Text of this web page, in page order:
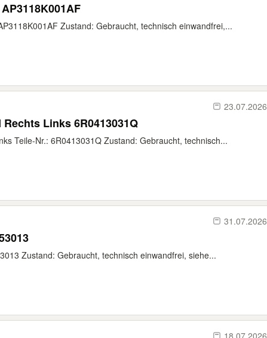
Zustand: Gebraucht, technisch einwandfrei,...
23.07.2026
Links 6R0413031Q
Teile-Nr.: 6R0413031Q Zustand: Gebraucht, technisch...
31.07.2026
Zustand: Gebraucht, technisch einwandfrei, siehe...
18.07.2026